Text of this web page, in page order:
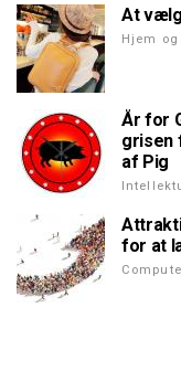
At
Hjem
År for
grisen
af Pig
for at